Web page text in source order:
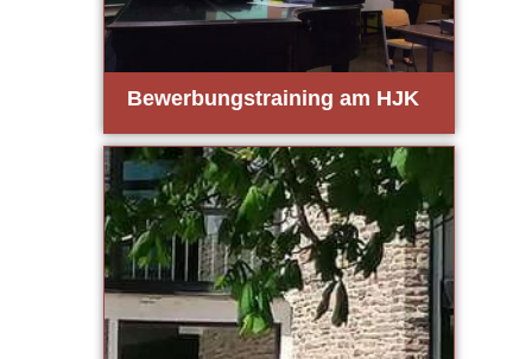
Bewer­bungs­trai­ning am HJK